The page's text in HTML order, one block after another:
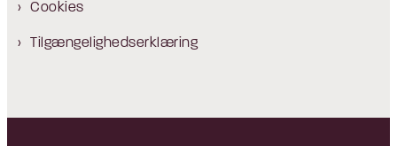
Cookies
Tilgængelighedserklæring